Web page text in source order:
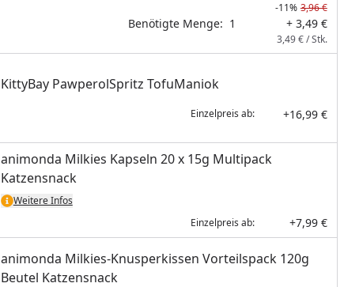
-11% 3,96 €
Benötigte Menge: 1 + 3,49 €
3,49 € / Stk.
KittyBay PawperolSpritz TofuManiok
Einzelpreis ab: +16,99 €
animonda Milkies Kapseln 20 x 15g Multipack
Katzensnack
Weitere Infos
Einzelpreis ab:
+7,99 €
animonda Milkies-Knusperkissen Vorteilspack 120g
Beutel Katzensnack